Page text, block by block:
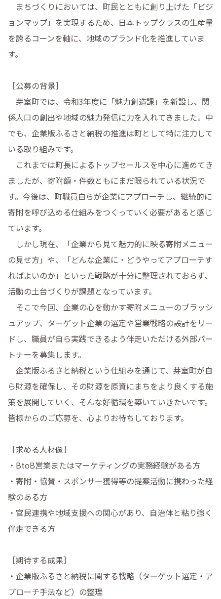
まちづくりにおいては、町民とともに創り上げた「ビジ
ョンマップ」を実現するため、日本トップクラスの生産量
を誇るコーンを軸に、地域のブランド化を推進していま
す。
［公募の背景］
芽室町では、令和3年度に「魅力創造課」を新設し、関
係人口の創出や地域の魅力発信に力を入れてきました。中
でも、企業版ふるさと納税の推進は町として特に注力して
いる取り組みです。
これまでは町長によるトップセールスを中心に進めてき
ましたが、寄附額・件数ともにまだ限られている状況で
す。今後は、町職員自らが企業にアプローチし、継続的に
寄附を呼び込める仕組みをつくっていく必要があると感じ
ています。
しかし現在、「企業から見て魅力的に映る寄附メニュー
の見せ方」や、「どんな企業に・どうやってアプローチす
ればよいのか」といった戦略が十分に整理されておらず、
活動の土台づくりが課題となっています。
そこで今回、企業の心を動かす寄附メニューのブラッシ
ュアップ、ターゲット企業の選定や営業戦略の設計をリー
ドし、職員が自ら実践できるよう伴走いただける外部パー
トナーを募集します。
企業版ふるさと納税という仕組みを通じて、芽室町が自
ら財源を確保し、その財源を原資にまちをより良くする施
策を展開していく、そんな好循環を築いていきたいです。
皆様からのご応募を、心よりお待ちしております。
［求める人材像］
・BtoB営業またはマーケティングの実務経験がある方
・寄附・協賛・スポンサー獲得等の提案活動に携わった経
験のある方
・官民連携や地域支援への関心があり、自治体と粘り強く
伴走できる方
［期待する成果］
・企業版ふるさと納税に関する戦略（ターゲット選定・ア
プローチ手法など）の整理